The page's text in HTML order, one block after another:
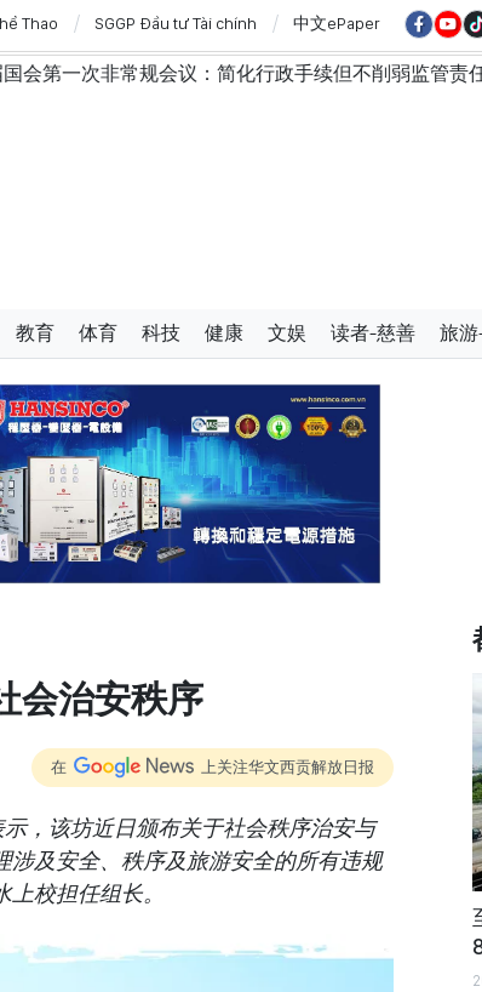
Thao SGGP Đầu tư Tài chính 中文ePaper
行政手续但不削弱监管责任 越南国会主席陈青敏
教育 体育 科技 健康 文娱 读者-慈善 旅
会治安秩序
在 上关注华文西贡解放日报
，该坊近日颁布关于社会秩序治安与
及安全、秩序及旅游安全的所有违规
校担任组长。